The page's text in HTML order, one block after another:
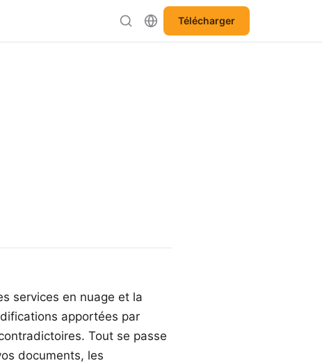
Télécharger
services en nuage et la
apportées par
Tout se passe
documents, les